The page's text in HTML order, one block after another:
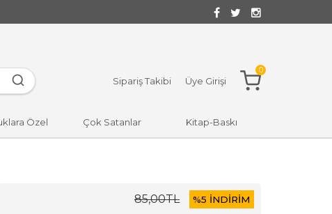
Sipariş Takibi Üye Girişi
0
Özel Çok Satanlar Kitap-Baskı
85,00TL %5 İNDİRİM